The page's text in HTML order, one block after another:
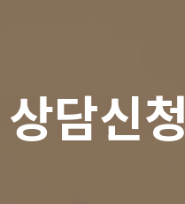
상담신청